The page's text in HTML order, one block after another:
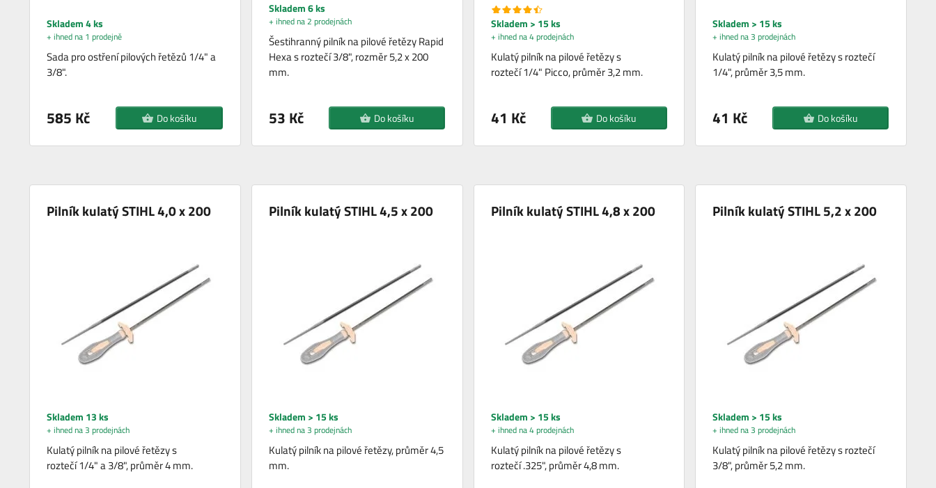
Skladem 4 ks
+ ihned na 1 prodejně
Sada pro ostření pilových řetězů 1/4" a
3/8".
585 Kč Do košíku
Skladem 6 ks
+ ihned na 2 prodejnách
Šestihranný pilník na pilové řetězy Rapid
Hexa s roztečí 3/8", rozměr 5,2 x 200
mm.
53 Kč Do košíku
Skladem > 15 ks
+ ihned na 4 prodejnách
Kulatý pilník na pilové řetězy s
roztečí 1/4" Picco, průměr 3,2 mm.
41 Kč Do košíku
Skladem > 15 ks
+ ihned na 3 prodejnách
Kulatý pilník na pilové řetězy s roztečí
1/4", průměr 3,5 mm.
41 Kč Do košíku
Pilník kulatý STIHL 4,0 x 200
Skladem 13 ks
+ ihned na 3 prodejnách
Kulatý pilník na pilové řetězy s
roztečí 1/4" a 3/8", průměr 4 mm.
Pilník kulatý STIHL 4,5 x 200
Skladem > 15 ks
+ ihned na 3 prodejnách
Kulatý pilník na pilové řetězy, průměr 4,5
mm.
Pilník kulatý STIHL 4,8 x 200
Skladem > 15 ks
+ ihned na 4 prodejnách
Kulatý pilník na pilové řetězy s
roztečí .325", průměr 4,8 mm.
Pilník kulatý STIHL 5,2 x 200
Skladem > 15 ks
+ ihned na 3 prodejnách
Kulatý pilník na pilové řetězy s roztečí
3/8", průměr 5,2 mm.